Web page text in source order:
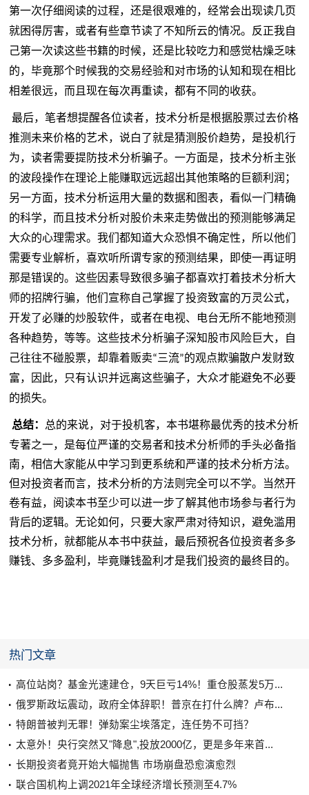
第一次仔细阅读的过程，还是很艰难的，经常会出现读几页
就困得厉害，或者有些章节读了不知所云的情况。反正我自
己第一次读这些书籍的时候，还是比较吃力和感觉枯燥乏味
的，毕竟那个时候我的交易经验和对市场的认知和现在相比
相差很远，而且现在每次再重读，都有不同的收获。
最后，笔者想提醒各位读者，技术分析是根据股票过去价格
推测未来价格的艺术，说白了就是猜测股价趋势，是投机行
为，读者需要提防技术分析骗子。一方面是，技术分析主张
的波段操作在理论上能赚取远远超出其他策略的巨额利润；
另一方面，技术分析运用大量的数据和图表，看似一门精确
的科学，而且技术分析对股价未来走势做出的预测能够满足
大众的心理需求。我们都知道大众恐惧不确定性，所以他们
需要专业解析，喜欢听所谓专家的预测结果，即使一再证明
那是错误的。这些因素导致很多骗子都喜欢打着技术分析大
师的招牌行骗，他们宣称自己掌握了投资致富的万灵公式，
开发了必赚的炒股软件，或者在电视、电台无所不能地预测
各种趋势，等等。这些技术分析骗子深知股市风险巨大，自
己往往不碰股票，却靠着贩卖“三流”的观点欺骗散户发财致
富，因此，只有认识并远离这些骗子，大众才能避免不必要
的损失。
总结： 总的来说，对于投机客，本书堪称最优秀的技术分析
专著之一，是每位严谨的交易者和技术分析师的手头必备指
南，相信大家能从中学习到更系统和严谨的技术分析方法。
但对投资者而言，技术分析的方法则完全可以不学。当然开
卷有益，阅读本书至少可以进一步了解其他市场参与者行为
背后的逻辑。无论如何，只要大家严肃对待知识，避免滥用
技术分析，就都能从本书中获益，最后预祝各位投资者多多
赚钱、多多盈利，毕竟赚钱盈利才是我们投资的最终目的。
热门文章
高位站岗？基金光速建仓，9天巨亏14%！重仓股蒸发5万...
俄罗斯政坛震动，政府全体辞职！普京在打什么牌？卢布...
特朗普被判无罪！弹劾案尘埃落定，连任势不可挡？
太意外！央行突然又"降息",投放2000亿，更是多年来首...
长期投资者竟开始大幅抛售 市场崩盘恐愈演愈烈
联合国机构上调2021年全球经济增长预测至4.7%